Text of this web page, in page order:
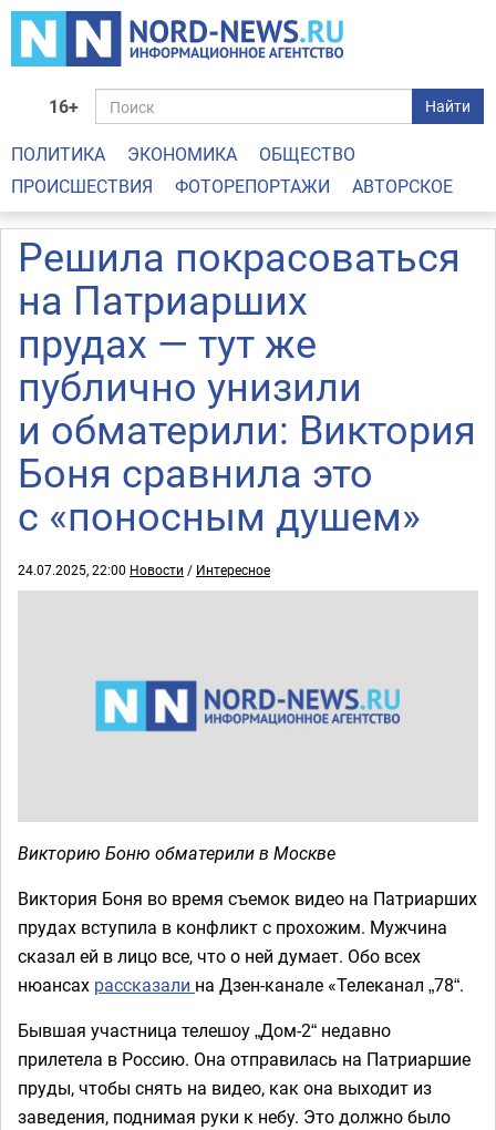
16+ Найти
ПОЛИТИКА ЭКОНОМИКА
ОБЩЕСТВО
ПРОИСШЕСТВИЯ
ФОТОРЕПОРТАЖИ АВТОРСКОЕ
Решила покрасоваться
на Патриарших
прудах — тут же
публично унизили
и обматерили: Виктория
Боня сравнила это
с «поносным душем»
24.07.2025, 22:00 Новости / Интересное
Викторию Боню обматерили в Москве
Виктория Боня во время съемок видео на Патриарших
прудах вступила в конфликт с прохожим. Мужчина
сказал ей в лицо все, что о ней думает. Обо всех
нюансах рассказали на Дзен-канале «Телеканал „78“.
Бывшая участница телешоу „Дом-2“ недавно
прилетела в Россию. Она отправилась на Патриаршие
пруды, чтобы снять на видео, как она выходит из
заведения, поднимая руки к небу. Это должно было